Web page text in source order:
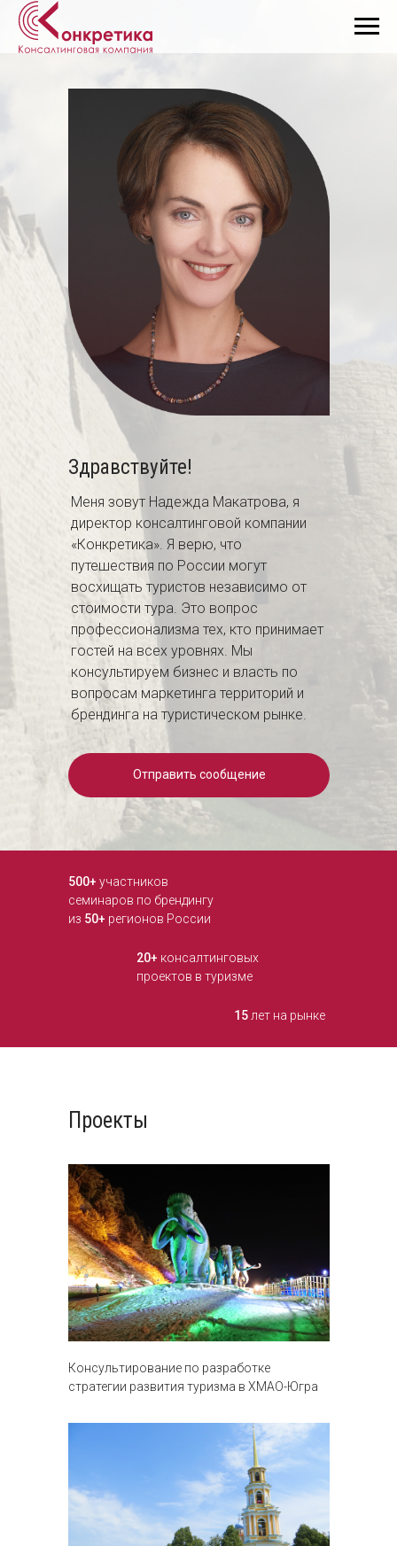
Здравствуйте!
Меня зовут Надежда Макатрова, я
директор консалтинговой компании
«Конкретика». Я верю, что
путешествия по России могут
восхищать туристов независимо от
стоимости тура. Это вопрос
профессионализма тех, кто принимает
гостей на всех уровнях. Мы
консультируем бизнес и власть по
вопросам маркетинга территорий и
брендинга на туристическом рынке.
Отправить сообщение
500+ участников
семинаров по брендингу
из 50+ регионов России
20+ консалтинговых
проектов в туризме
15 лет на рынке
Проекты
Консультирование по разработке
стратегии развития туризма в ХМАО-Югра